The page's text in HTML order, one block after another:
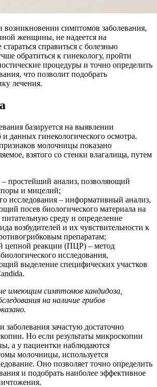
симптомов заболевания,
женщины, не надеется на
справиться с болезнью
обратиться к гинекологу, пройти
процедуры и точно определить
что позволит подобрать
лечения.
базируется на выявлении
данных гинекологического осмотра.
молочницы показано
взятого со стенки влагалища, путем
простейший анализ, позволяющий
и мицелий;
исследования – информативный анализ,
посев биологического материала на
среду и определение
возбудителей и их чувствительности к
препаратам;
цепной реакции (ПЦР) – метод
исследования,
выделение специфических участков
имеющим симптомов кандидоза,
на наличие грибов
заболевания зачастую достаточно
Но если результаты микроскопии
а у пациентки наблюдаются
молочницы, используется
Оно позволяет точно определить
и подобрать наиболее эффективное